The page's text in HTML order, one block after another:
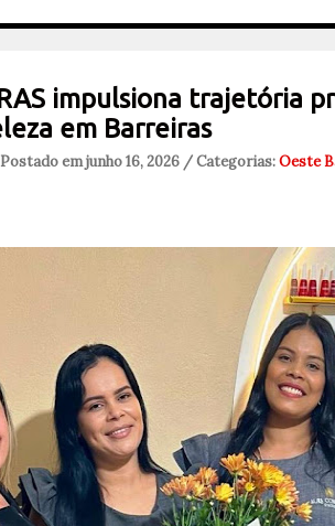
impulsiona trajetória
em Barreiras
em junho 16, 2026 / Categorias:Oeste